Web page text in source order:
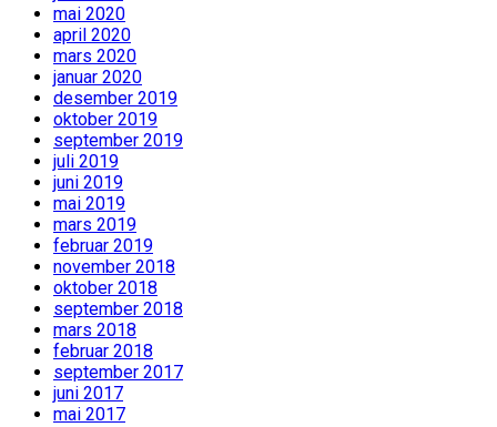
mai 2020
april 2020
mars 2020
januar 2020
desember 2019
oktober 2019
september 2019
juli 2019
juni 2019
mai 2019
mars 2019
februar 2019
november 2018
oktober 2018
september 2018
mars 2018
februar 2018
september 2017
juni 2017
mai 2017